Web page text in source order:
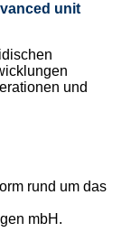
unit
und
rund um das
mbH.